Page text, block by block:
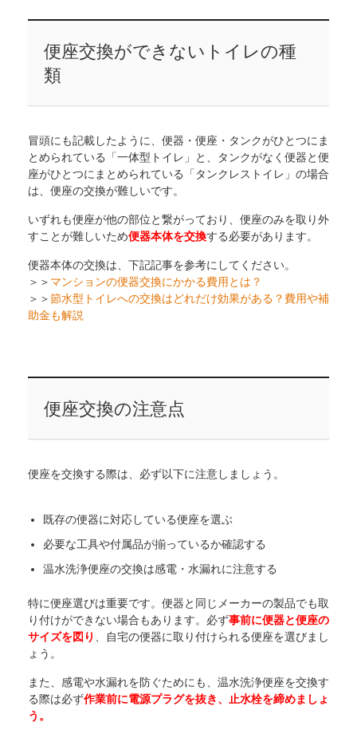
便座交換ができないトイレの種
類
冒頭にも記載したように、便器・便座・タンクがひとつにま
とめられている「一体型トイレ」と、タンクがなく便器と便
座がひとつにまとめられている「タンクレストイレ」の場合
は、便座の交換が難しいです。
いずれも便座が他の部位と繋がっており、便座のみを取り外
すことが難しいため便器本体を交換する必要があります。
便器本体の交換は、下記記事を参考にしてください。
＞＞ マンションの便器交換にかかる費用とは？
＞＞節水型トイレへの交換はどれだけ効果がある？費用や補
助金も解説
便座交換の注意点
便座を交換する際は、必ず以下に注意しましょう。
既存の便器に対応している便座を選ぶ
必要な工具や付属品が揃っているか確認する
温水洗浄便座の交換は感電・水漏れに注意する
特に便座選びは重要です。便器と同じメーカーの製品でも取
り付けができない場合もあります。必ず事前に便器と便座の
サイズを図り
、自宅の便器に取り付けられる便座を選びまし
ょう。
また、感電や水漏れを防ぐためにも、温水洗浄便座を交換す
る際は必ず作業前に電源プラグを抜き、止水栓を締めましょ
う。